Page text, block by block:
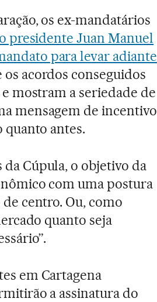
os ex-mandatários
o presidente Juan Manuel
para levar adiante
acordos conseguidos
mostram a seriedade de
mensagem de incentivo
quanto antes.
Cúpula, o objetivo da
com uma postura
centro. Ou, como
quanto seja
em Cartagena
a assinatura do